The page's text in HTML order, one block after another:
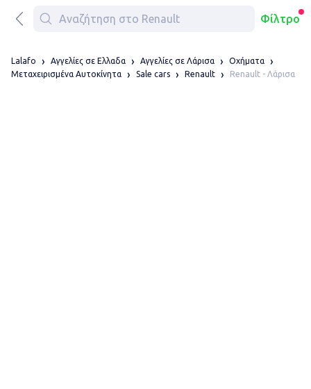
Φίλτρο
Lalafo Αγγελίες σε Ελλαδα Αγγελίες σε Λάρισα
Οχήματα
Μεταχειρισμένα Αυτοκίνητα
Sale cars Renault Renault - Λάρισα